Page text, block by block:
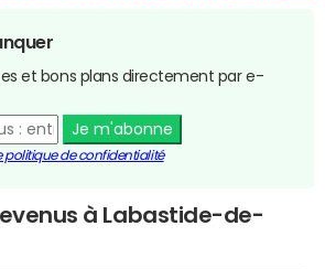
et bons plans directement par e-
Je m'abonne
politique de confidentialité
à Labastide-de-